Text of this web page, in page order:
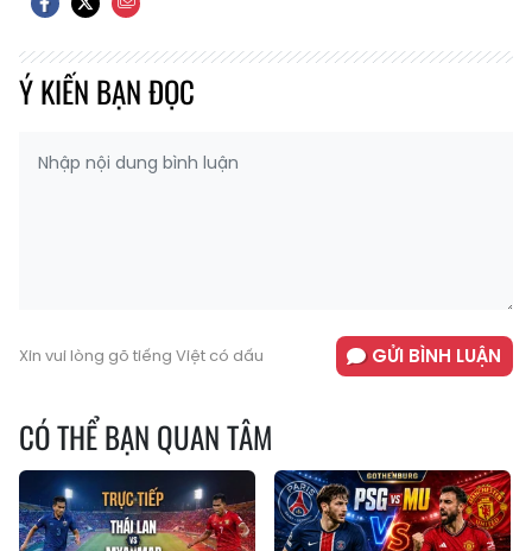
Ý KIẾN BẠN ĐỌC
Xin vui lòng gõ tiếng Việt có dấu GỬI BÌNH LUẬN
CÓ THỂ BẠN QUAN TÂM